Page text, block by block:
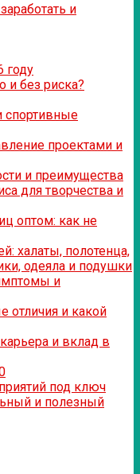
и
году
и без риска?
спортивные
проектами и
и преимущества
для творчества и
оптом: как не
халаты, полотенца,
одеяла и подушки
и
отличия и какой
и вклад в
под ключ
и полезный